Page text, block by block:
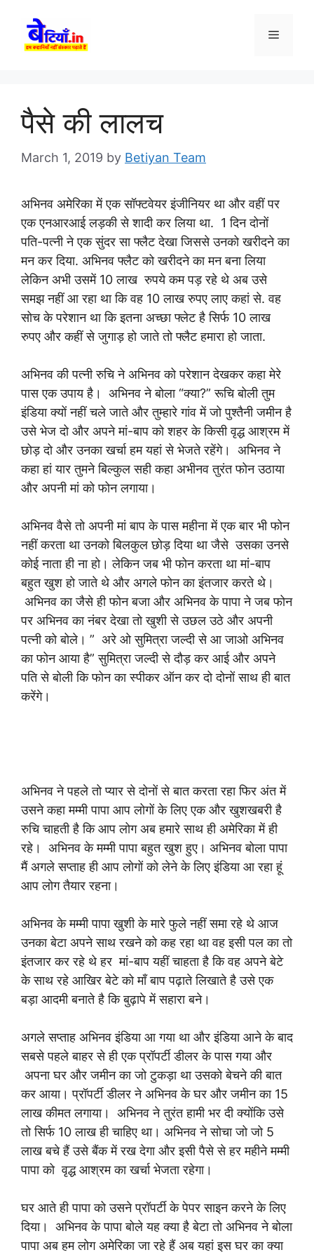
content
Menu
पैसे की लालच
March 1, 2019 by Betiyan Team
अभिनव अमेरिका में एक सॉफ्टवेयर इंजीनियर था और वहीं पर
एक एनआरआई लड़की से शादी कर लिया था. 1 दिन दोनों
पति-पत्नी ने एक सुंदर सा फ्लैट देखा जिससे उनको खरीदने का
मन कर दिया. अभिनव फ्लैट को खरीदने का मन बना लिया
लेकिन अभी उसमें 10 लाख रुपये कम पड़ रहे थे अब उसे
समझ नहीं आ रहा था कि वह 10 लाख रुपए लाए कहां से. वह
सोच के परेशान था कि इतना अच्छा फ्लेट है सिर्फ 10 लाख
रुपए और कहीं से जुगाड़ हो जाते तो फ्लैट हमारा हो जाता.
अभिनव की पत्नी रुचि ने अभिनव को परेशान देखकर कहा मेरे
पास एक उपाय है। अभिनव ने बोला “क्या?” रूचि बोली तुम
इंडिया क्यों नहीं चले जाते और तुम्हारे गांव में जो पुश्तैनी जमीन है
उसे भेज दो और अपने मां-बाप को शहर के किसी वृद्ध आश्रम में
छोड़ दो और उनका खर्चा हम यहां से भेजते रहेंगे। अभिनव ने
कहा हां यार तुमने बिल्कुल सही कहा अभीनव तुरंत फोन उठाया
और अपनी मां को फोन लगाया।
अभिनव वैसे तो अपनी मां बाप के पास महीना में एक बार भी फोन
नहीं करता था उनको बिलकुल छोड़ दिया था जैसे उसका उनसे
कोई नाता ही ना हो। लेकिन जब भी फोन करता था मां-बाप
बहुत खुश हो जाते थे और अगले फोन का इंतजार करते थे।
अभिनव का जैसे ही फोन बजा और अभिनव के पापा ने जब फोन
पर अभिनव का नंबर देखा तो खुशी से उछल उठे और अपनी
पत्नी को बोले। ” अरे ओ सुमित्रा जल्दी से आ जाओ अभिनव
का फोन आया है” सुमित्रा जल्दी से दौड़ कर आई और अपने
पति से बोली कि फोन का स्पीकर ऑन कर दो दोनों साथ ही बात
करेंगे।
अभिनव ने पहले तो प्यार से दोनों से बात करता रहा फिर अंत में
उसने कहा मम्मी पापा आप लोगों के लिए एक और खुशखबरी है
रुचि चाहती है कि आप लोग अब हमारे साथ ही अमेरिका में ही
रहे। अभिनव के मम्मी पापा बहुत खुश हुए। अभिनव बोला पापा
मैं अगले सप्ताह ही आप लोगों को लेने के लिए इंडिया आ रहा हूं
आप लोग तैयार रहना।
अभिनव के मम्मी पापा खुशी के मारे फुले नहीं समा रहे थे आज
उनका बेटा अपने साथ रखने को कह रहा था वह इसी पल का तो
इंतजार कर रहे थे हर मां-बाप यहीं चाहता है कि वह अपने बेटे
के साथ रहे आखिर बेटे को माँ बाप पढ़ाते लिखाते है उसे एक
बड़ा आदमी बनाते है कि बुढ़ापे में सहारा बने।
अगले सप्ताह अभिनव इंडिया आ गया था और इंडिया आने के बाद
सबसे पहले बाहर से ही एक प्रॉपर्टी डीलर के पास गया और
अपना घर और जमीन का जो टुकड़ा था उसको बेचने की बात
कर आया। प्रॉपर्टी डीलर ने अभिनव के घर और जमीन का 15
लाख कीमत लगाया। अभिनव ने तुरंत हामी भर दी क्योंकि उसे
तो सिर्फ 10 लाख ही चाहिए था। अभिनव ने सोचा जो जो 5
लाख बचे हैं उसे बैंक में रख देगा और इसी पैसे से हर महीने मम्मी
पापा को वृद्ध आश्रम का खर्चा भेजता रहेगा।
घर आते ही पापा को उसने प्रॉपर्टी के पेपर साइन करने के लिए
दिया। अभिनव के पापा बोले यह क्या है बेटा तो अभिनव ने बोला
पापा अब हम लोग अमेरिका जा रहे हैं अब यहां इस घर का क्या